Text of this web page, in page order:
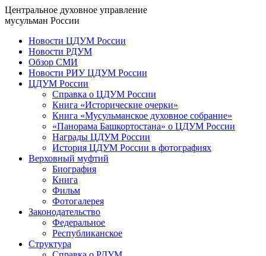
Центральное духовное управление
мусульман России
Новости ЦДУМ России
Новости РДУМ
Обзор СМИ
Новости РИУ ЦДУМ России
ЦДУМ России
Справка о ЦДУМ России
Книга «Исторические очерки»
Книга «Мусульманское духовное собрание»
«Панорама Башкортостана» о ЦДУМ России
Награды ЦДУМ России
История ЦДУМ России в фотографиях
Верховный муфтий
Биография
Книга
Фильм
Фотогалерея
Законодательство
Федеральное
Республиканское
Структура